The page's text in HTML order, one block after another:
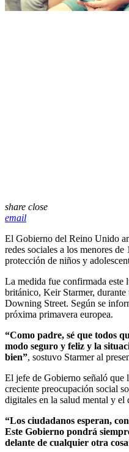
share close
email
El Gobierno del Reino Unido
redes sociales a los menores
protección de niños y
La medida fue confirmada este
británico, Keir Starmer, durante
Downing Street. Según se
próxima primavera europea.
“Como padre, sé que todos
modo seguro y feliz y la
bien”, sostuvo Starmer al
El jefe de Gobierno señaló que
creciente preocupación social
digitales en la salud mental y el
“Los ciudadanos esperan,
Este Gobierno pondrá
delante de cualquier otra